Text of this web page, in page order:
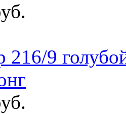
216/9